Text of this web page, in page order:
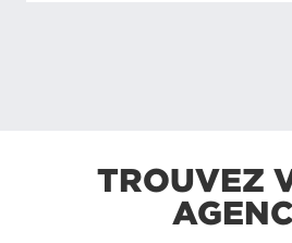
TROUVEZ